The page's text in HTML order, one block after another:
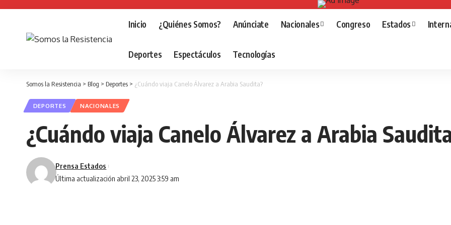
Inicio ¿Quiénes Somos? Anúnciate Nacionales Congreso Estados
Deportes Espectáculos Tecnologías
Somos la Resistencia > Blog > Deportes > ¿Cuándo viaja Canelo Álvarez a Arabia Saudita?
DEPORTES NACIONALES
¿Cuándo viaja Canelo Álvarez a Arabia
Última actualización abril 23, 2025 3:59 am
Prensa Estados